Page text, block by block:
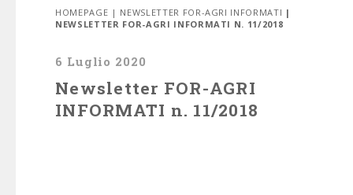
HOMEPAGE | NEWSLETTER FOR-AGRI INFORMATI |
NEWSLETTER FOR-AGRI INFORMATI N. 11/2018
6 Luglio 2020
Newsletter FOR-AGRI
INFORMATI n. 11/2018